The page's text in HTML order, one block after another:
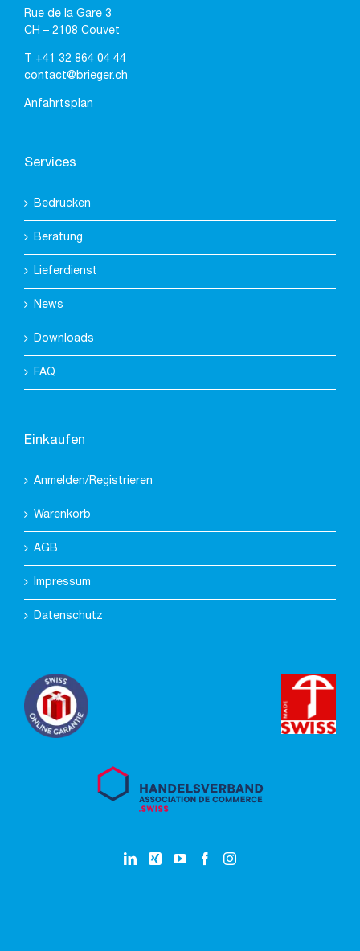
Rue de la Gare 3
CH – 2108 Couvet
+41 32 864 04 44
contact@brieger.ch
Anfahrtsplan
Services
Bedrucken
Beratung
Lieferdienst
News
Downloads
FAQ
Einkaufen
Anmelden/Registrieren
Warenkorb
AGB
Impressum
Datenschutz